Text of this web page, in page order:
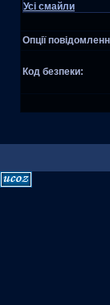
Усі смайли
Опції
Код безпеки: